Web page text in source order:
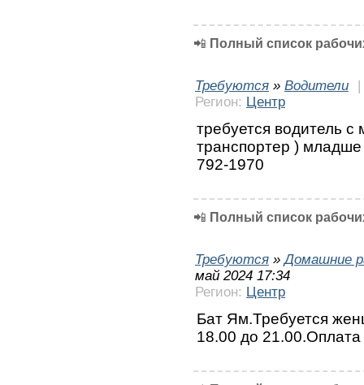
📲 Полный список
Требуются » Водители
|
Регион: Центр
требуется водитель
транспортер )
792-1970
📲 Полный список
Требуются »Домашние
май 2024 17:34
Регион: Центр
Бат Ям.Требуется
18.00 до